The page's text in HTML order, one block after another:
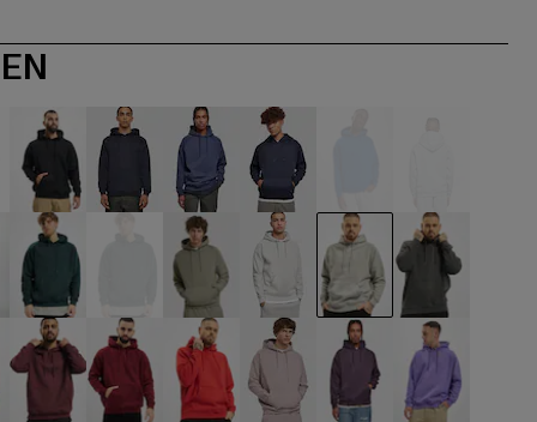
schwarz blau blau blau blau
grün grün grün grau grau grau